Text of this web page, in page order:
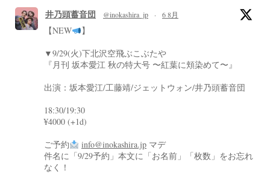
井乃頭蓄音団 @inokashira_jp · 6 8月
【NEW
】
▼9/29(火)下北沢空飛ぶこぶたや
『月刊 坂本愛江 秋の特大号 〜紅葉に頬染めて〜』
出演：坂本愛江/工藤靖/ジェットウォン/井乃頭蓄音団
18:30/19:30
¥4000 (+1d)
ご予約
info@inokashira.jp マデ
件名に「9/29予約」本文に「お名前」「枚数」をお忘れ
なく！